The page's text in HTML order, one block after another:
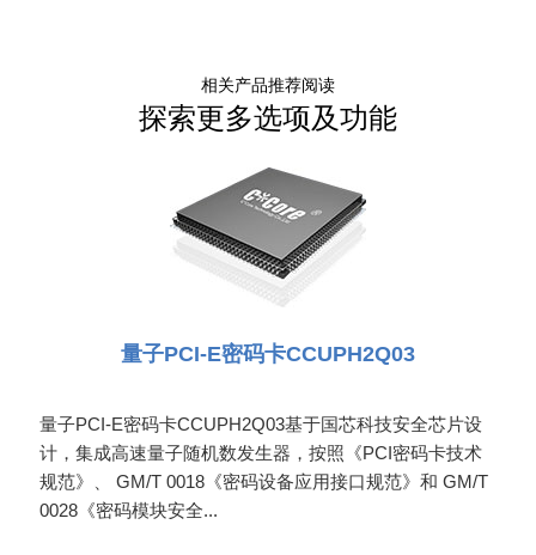
相关产品推荐阅读
探索更多选项及功能
量子PCI-E密码卡CCUPH2Q03
量子PCI-E密码卡CCUPH2Q03基于国芯科技安全芯片设
计，集成高速量子随机数发生器，按照《PCI密码卡技术
规范》、 GM/T 0018《密码设备应用接口规范》和 GM/T
0028《密码模块安全...